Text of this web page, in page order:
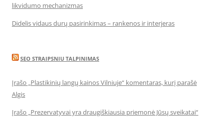
likvidumo mechanizmas
Didelis vidaus durų pasirinkimas – rankenos ir interjeras
SEO STRAIPSNIU TALPINIMAS
Įrašo „Plastikinių langų kainos Vilniuje“ komentaras, kurį parašė
Algis
Įrašo „Prezervatyvai yra draugiškiausia priemonė Jūsų sveikatai“